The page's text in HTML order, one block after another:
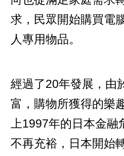
求，民眾開始購買電
人專用物品。
經過了20年發展，由
富，購物所獲得的樂
上1997年的日本金融
不再充裕，日本開始